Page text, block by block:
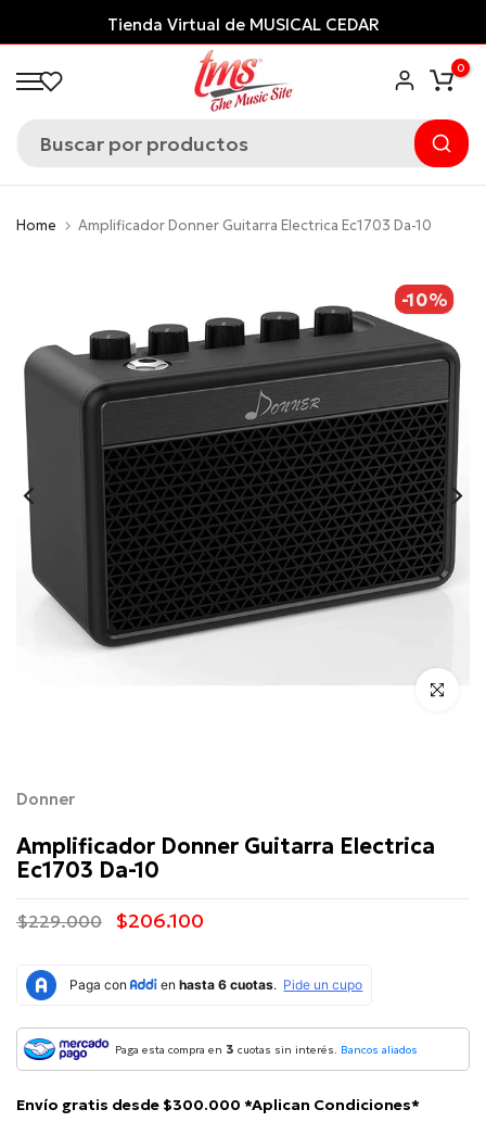
al
contenido
Tienda Virtual de MUSICAL CEDAR
0
Home Amplificador Donner Guitarra Electrica Ec1703 Da-10
-10%
Click para
Donner
Amplificador Donner Guitarra Electrica
Ec1703 Da-10
$229.000 $206.100
Paga esta compra en 3 cuotas sin interés. Bancos aliados
Envío gratis desde $300.000 *Aplican Condiciones*